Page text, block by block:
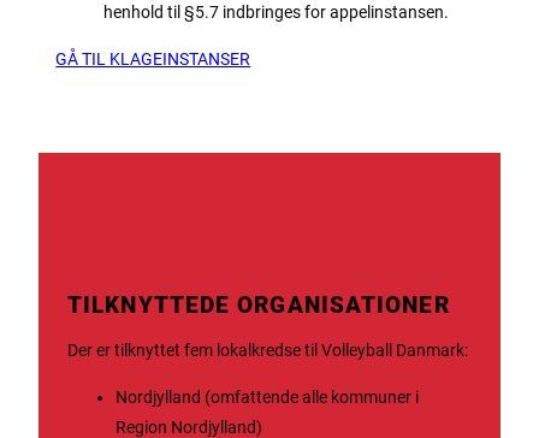
henhold til §5.7 indbringes for appelinstansen.
GÅ TIL KLAGEINSTANSER
TILKNYTTEDE ORGANISATIONER
Der er tilknyttet fem lokalkredse til Volleyball Danmark:
Nordjylland (omfattende alle kommuner i
Region Nordjylland)